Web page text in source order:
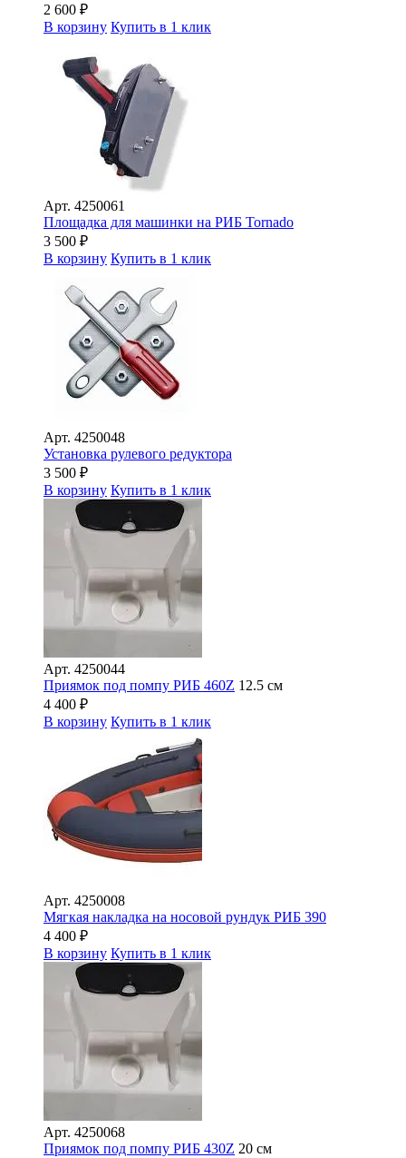
2 600 ₽
В корзину Купить в 1 клик
Арт. 4250061
Площадка для машинки на РИБ Tornado
3 500 ₽
В корзину Купить в 1 клик
Арт. 4250048
Установка рулевого редуктора
3 500 ₽
В корзину Купить в 1 клик
Арт. 4250044
Приямок под помпу РИБ 460Z 12.5 см
4 400 ₽
В корзину Купить в 1 клик
Арт. 4250008
Мягкая накладка на носовой рундук РИБ 390
4 400 ₽
В корзину Купить в 1 клик
Арт. 4250068
Приямок под помпу РИБ 430Z 20 см